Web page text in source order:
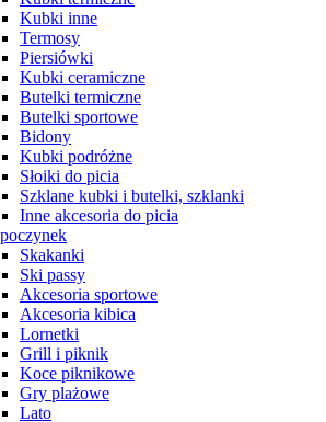
Kubki inne
Termosy
Piersiówki
Kubki ceramiczne
Butelki termiczne
Butelki sportowe
Bidony
Kubki podróżne
Słoiki do picia
Szklane kubki i butelki, szklanki
Inne akcesoria do picia
Skakanki
Ski passy
Akcesoria sportowe
Akcesoria kibica
Lornetki
Grill i piknik
Koce piknikowe
Gry plażowe
Lato